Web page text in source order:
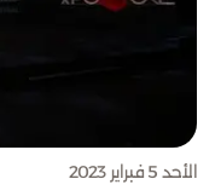
الأحد 5 فبراير 2023